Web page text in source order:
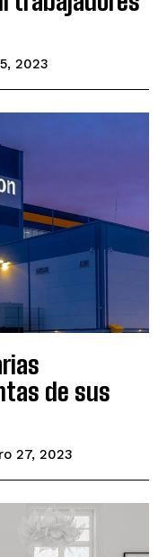
2023
de sus
27, 2023